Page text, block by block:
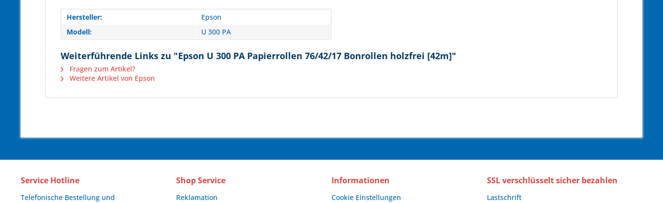
Hersteller:
Epson
Modell:
U 300 PA
Weiterführende Links zu "Epson U 300 PA Papierrollen 76/42/17 Bonrollen holzfrei [42m]"
Fragen zum Artikel?
Weitere Artikel von Epson
Service Hotline
Telefonische Bestellung und
Shop Service
Reklamation
Informationen
Cookie Einstellungen
SSL verschlüsselt sicher bezahlen
Lastschrift